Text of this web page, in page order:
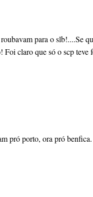
para o slb!....Se
claro que só o scp teve
pró porto, ora pró